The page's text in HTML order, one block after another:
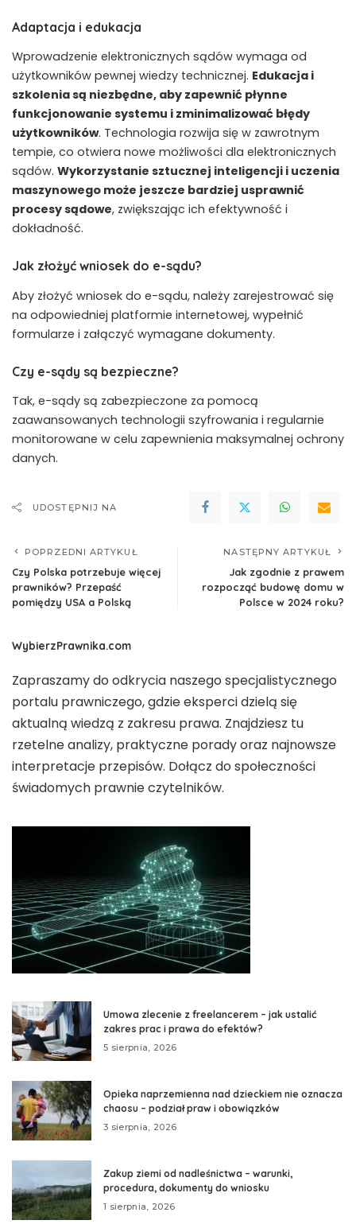
Adaptacja i edukacja
Wprowadzenie elektronicznych sądów wymaga od
użytkowników pewnej wiedzy technicznej. Edukacja i
szkolenia są niezbędne, aby zapewnić płynne
funkcjonowanie systemu i zminimalizować błędy
użytkowników. Technologia rozwija się w zawrotnym
tempie, co otwiera nowe możliwości dla elektronicznych
sądów. Wykorzystanie sztucznej inteligencji i uczenia
maszynowego może jeszcze bardziej usprawnić
procesy sądowe, zwiększając ich efektywność i
dokładność.
Jak złożyć wniosek do e-sądu?
Aby złożyć wniosek do e-sądu, należy zarejestrować się
na odpowiedniej platformie internetowej, wypełnić
formularze i załączyć wymagane dokumenty.
Czy e-sądy są bezpieczne?
Tak, e-sądy są zabezpieczone za pomocą
zaawansowanych technologii szyfrowania i regularnie
monitorowane w celu zapewnienia maksymalnej ochrony
danych.
UDOSTĘPNIJ NA
POPRZEDNI ARTYKUŁ
Czy Polska potrzebuje więcej
prawników? Przepaść
pomiędzy USA a Polską
NASTĘPNY ARTYKUŁ
Jak zgodnie z prawem
rozpocząć budowę domu w
Polsce w 2024 roku?
WybierzPrawnika.com
Zapraszamy do odkrycia naszego specjalistycznego
portalu prawniczego, gdzie eksperci dzielą się
aktualną wiedzą z zakresu prawa. Znajdziesz tu
rzetelne analizy, praktyczne porady oraz najnowsze
interpretacje przepisów. Dołącz do społeczności
świadomych prawnie czytelników.
Umowa zlecenie z freelancerem – jak ustalić
zakres prac i prawa do efektów?
5 sierpnia, 2026
Opieka naprzemienna nad dzieckiem nie oznacza
chaosu – podział praw i obowiązków
3 sierpnia, 2026
Zakup ziemi od nadleśnictwa – warunki,
procedura, dokumenty do wniosku
1 sierpnia, 2026